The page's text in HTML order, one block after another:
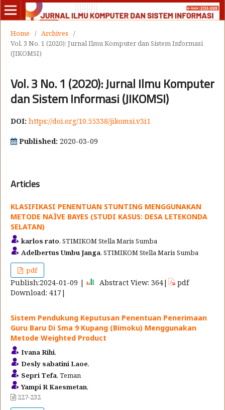
Home / Archives
/
Vol. 3 No. 1 (2020): Jurnal Ilmu Komputer dan Sistem Informasi
(JIKOMSI)
Vol. 3 No. 1 (2020): Jurnal Ilmu Komputer
dan Sistem Informasi (JIKOMSI)
DOI: https://doi.org/10.55338/jikomsi.v3i1
Published: 2020-03-09
Articles
KLASIFIKASI PENENTUAN STUNTING MENGGUNAKAN
METODE NAÏVE BAYES (STUDI KASUS: DESA LETEKONDA
SELATAN)
karlos rato, STIMIKOM Stella Maris Sumba
Adelbertus Umbu Janga, STIMIKOM Stella Maris Sumba
pdf
Publish:2024-01-09 | Abstract View: 364|
pdf
Download: 417|
Sistem Pendukung Keputusan Penentuan Penerimaan
Guru Baru Di Sma 9 Kupang (Bimoku) Menggunakan
Metode Weighted Product
Ivana Rihi,
Desly sabatini Laoe,
Sepri Tefa, Teman
Yampi R Kaesmetan,
227-232